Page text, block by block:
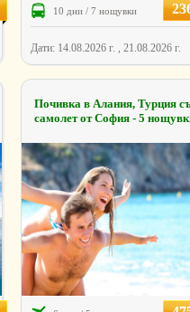
10 дни / 7 нощувки
Дати: 14.08.2026 г. , 21.08.2026 г.
Почивка в Алания, Турция
самолет от София - 5